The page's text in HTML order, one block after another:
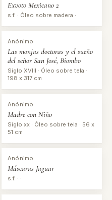
Exvoto Mexicano 2
s.f. · Óleo sobre madera ·
Anónimo
Las monjas doctoras y el sueño
del señor San José, Biombo
Siglo XVIII · Óleo sobre tela ·
198 x 317 cm
Anónimo
Madre con Niño
Siglo xx · Óleo sobre tela · 56 x
51 cm
Anónimo
Máscaras Jaguar
s.f. · ·